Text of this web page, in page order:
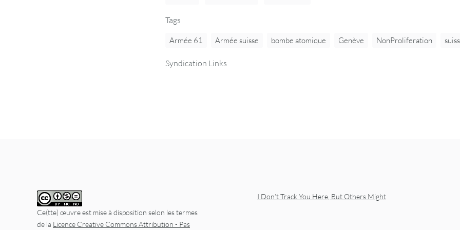
Tags
Armée 61 Armée suisse bombe atomique Genève NonProliferation
Syndication Links
Ce(tte) œuvre est mise à disposition selon les termes
de la Licence Creative Commons Attribution - Pas
I Don’t Track You Here, But Others Might